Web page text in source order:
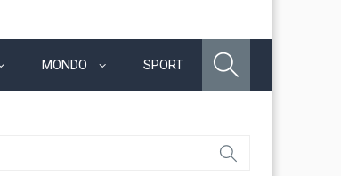
MONDO SPORT